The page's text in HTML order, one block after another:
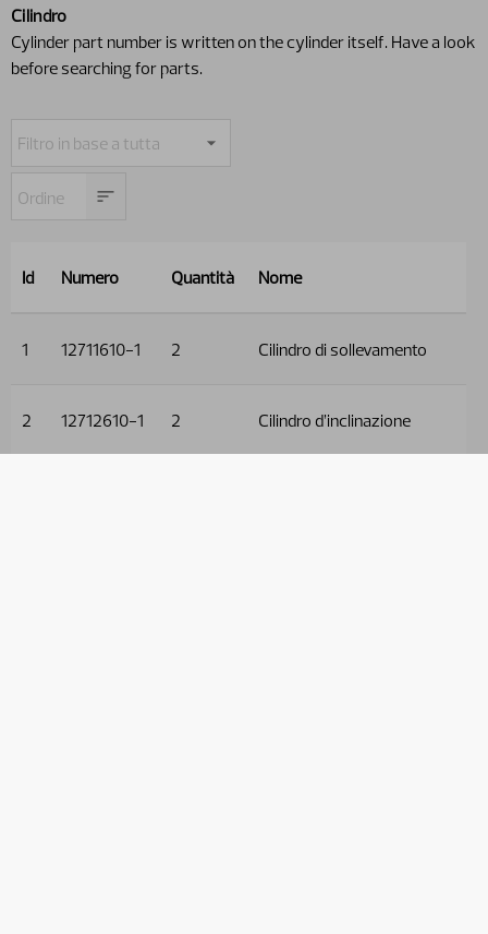
Cilindro
Cylinder part number is written on the cylinder itself. Have a look
before searching for parts.
Id Numero Quantità Nome
1 12711610-1 2 Cilindro di sollevamento
2 12712610-1 2 Cilindro d’inclinazione